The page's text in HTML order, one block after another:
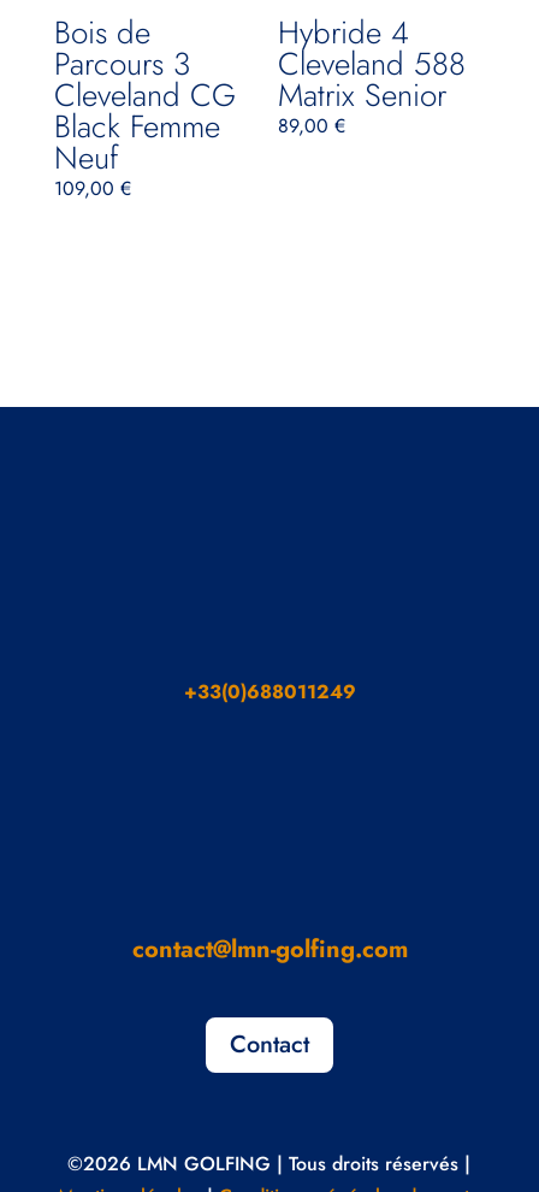
Bois de
Parcours 3
Cleveland CG
Black Femme
Neuf
109,00 €
Hybride 4
Cleveland 588
Matrix Senior
89,00€
+33(0)688011249
contact@lmn-golfing.com
Contact
©2026 LMN GOLFING | Tous droits réservés |